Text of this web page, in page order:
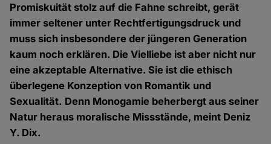
Promiskuität stolz auf die Fahne schreibt, gerät
immer seltener unter Rechtfertigungsdruck und
muss sich insbesondere der jüngeren Generation
kaum noch erklären. Die Vielliebe ist aber nicht nur
eine akzeptable Alternative. Sie ist die ethisch
überlegene Konzeption von Romantik und
Sexualität. Denn Monogamie beherbergt aus seiner
Natur heraus moralische Missstände, meint Deniz
Y. Dix.